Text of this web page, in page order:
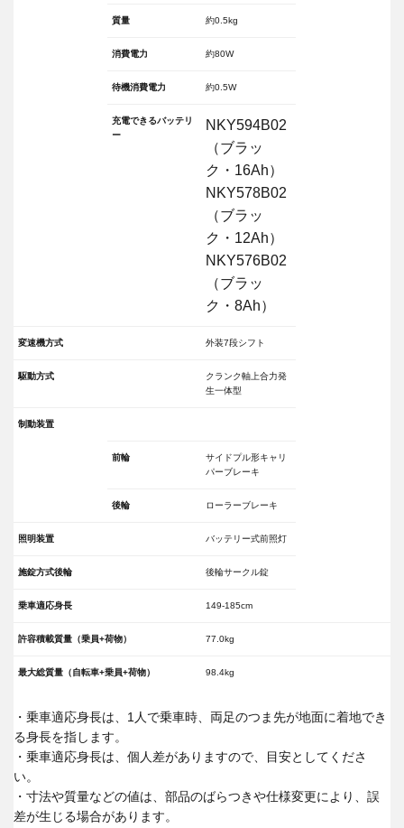
質量 約0.5kg
消費電力 約80W
待機消費電力 約0.5W
充電できるバッテリ
ー
NKY594B02
（ブラッ
ク・16Ah）
NKY578B02
（ブラッ
ク・12Ah）
NKY576B02
（ブラッ
ク・8Ah）
変速機方式 外装7段シフト
駆動方式
クランク軸上合力発
生一体型
制動装置
前輪
サイドプル形キャリ
パーブレーキ
後輪 ローラーブレーキ
照明装置 バッテリー式前照灯
施錠方式後輪 後輪サークル錠
乗車適応身長 149-185cm
許容積載質量（乗員+荷物） 77.0kg
最大総質量（自転車+乗員+荷物） 98.4kg
・乗車適応身長は、1人で乗車時、両足のつま先が地面に着地でき
る身長を指します。
・乗車適応身長は、個人差がありますので、目安としてくださ
い。
・寸法や質量などの値は、部品のばらつきや仕様変更により、誤
差が生じる場合があります。